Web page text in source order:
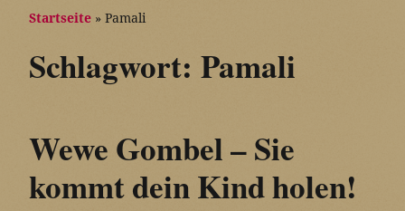
Startseite » Pamali
Schlagwort: Pamali
Wewe Gombel – Sie
kommt dein Kind holen!